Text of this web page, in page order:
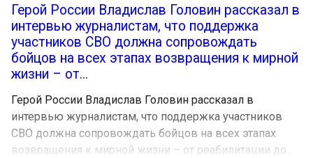
Герой России Владислав Головин рассказал в
интервью журналистам, что поддержка
участников СВО должна сопровождать
бойцов на всех этапах возвращения к мирной
жизни – от...
Герой России Владислав Головин рассказал в
интервью журналистам, что поддержка участников
СВО должна сопровождать бойцов на всех этапах
возвращения к мирной жизни – от реабилитации до...